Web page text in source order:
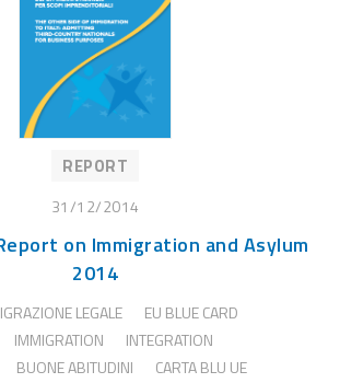
REPORT
31/12/2014
on Immigration and Asylum
2014
LEGALE
EU BLUE CARD
IMMIGRATION
INTEGRATION
BUONE ABITUDINI
CARTA BLU UE